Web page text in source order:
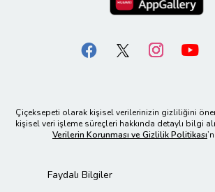
Çiçeksepeti olarak kişisel verilerinizin gizliliğini
kişisel veri işleme süreçleri hakkında detaylı bilgi
Verilerin Korunması ve Gizlilik Politikası
Faydalı Bilgiler